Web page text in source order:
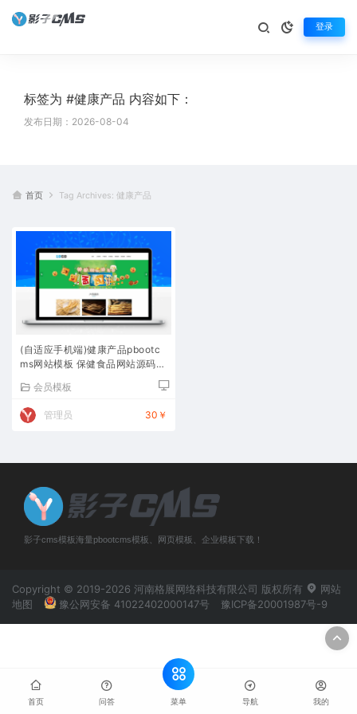
登录
标签为 #健康产品 内容如下：
发布日期：2026-08-04
首页 Tag Archives: 健康产品
(自适应手机端)健康产品pbootc
ms网站模板 保健食品网站源码下
会员模板
管理员 30￥
影子cms模板海量pbootcms模板、网页模板、企业模板下载！
Copyright © 2019-2026 河南格展网络科技有限公司 版权所有
网站
地图
豫公网安备 41022402000147号 豫ICP备20001987号-9
首页 问答 菜单 导航 我的